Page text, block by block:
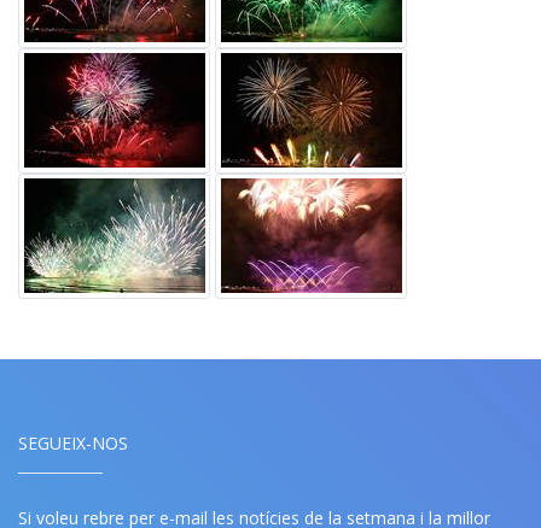
SEGUEIX-NOS
Si voleu rebre per e-mail les notícies de la setmana i la millor